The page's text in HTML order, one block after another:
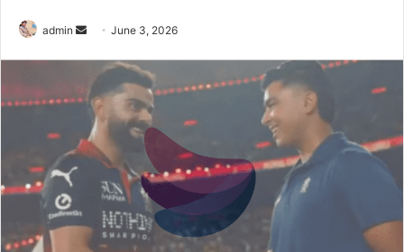
admin
Send
email
June 3, 2026